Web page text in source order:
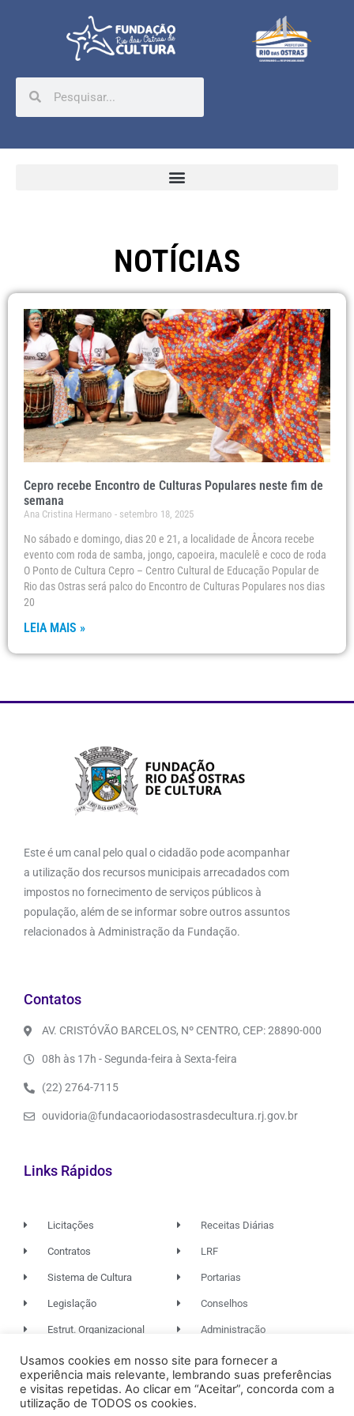
NOTÍCIAS
Cepro recebe Encontro de Culturas Populares neste fim de
semana
Ana Cristina Hermano setembro 18, 2025
No sábado e domingo, dias 20 e 21, a localidade de Âncora recebe
evento com roda de samba, jongo, capoeira, maculelê e coco de roda
O Ponto de Cultura Cepro – Centro Cultural de Educação Popular de
Rio das Ostras será palco do Encontro de Culturas Populares nos dias
20
LEIA MAIS »
Este é um canal pelo qual o cidadão pode acompanhar
a utilização dos recursos municipais arrecadados com
impostos no fornecimento de serviços públicos à
população, além de se informar sobre outros assuntos
relacionados à Administração da Fundação.
Contatos
AV. CRISTÓVÃO BARCELOS, Nº CENTRO, CEP: 28890-000
08h às 17h - Segunda-feira à Sexta-feira
(22) 2764-7115
ouvidoria@fundacaoriodasostrasdecultura.rj.gov.br
Links Rápidos
Licitações
Contratos
Sistema de Cultura
Legislação
Estrut. Organizacional
Receitas Diárias
LRF
Portarias
Conselhos
Administração
© 2026. TODOS OS DIREITOS RESERVADOS.
Usamos cookies em nosso site para fornecer a
experiência mais relevante, lembrando suas preferências
e visitas repetidas. Ao clicar em “Aceitar”, concorda com a
utilização de TODOS os cookies.